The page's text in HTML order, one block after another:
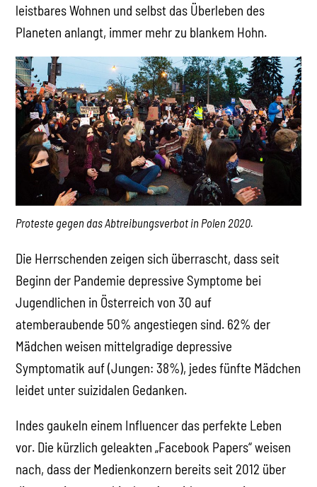
leistbares Wohnen und selbst das Überleben des
Planeten anlangt, immer mehr zu blankem Hohn.
Proteste gegen das Abtreibungsverbot in Polen 2020.
Die Herrschenden zeigen sich überrascht, dass seit
Beginn der Pandemie depressive Symptome bei
Jugendlichen in Österreich von 30 auf
atemberaubende 50% angestiegen sind. 62% der
Mädchen weisen mittelgradige depressive
Symptomatik auf (Jungen: 38%), jedes fünfte Mädchen
leidet unter suizidalen Gedanken.
Indes gaukeln einem Influencer das perfekte Leben
vor. Die kürzlich geleakten „Facebook Papers“ weisen
nach, dass der Medienkonzern bereits seit 2012 über